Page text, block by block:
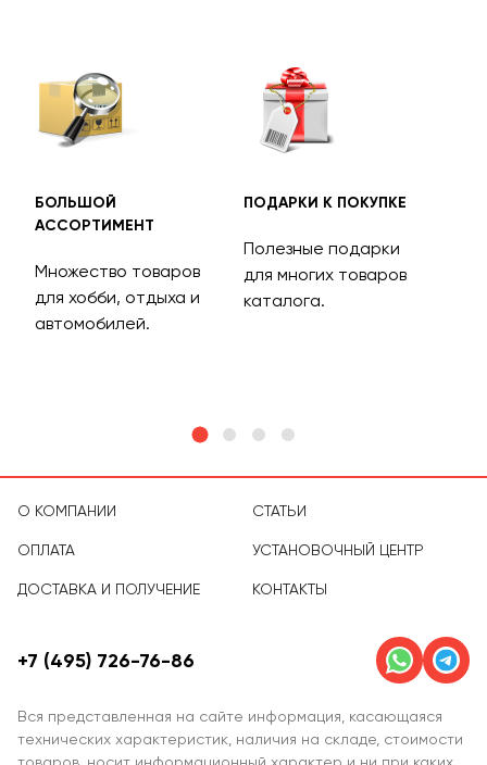
БОЛЬШОЙ
АССОРТИМЕНТ
Множество товаров
для хобби, отдыха и
автомобилей.
ПОДАРКИ К ПОКУПКЕ
Полезные подарки
для многих товаров
каталога.
О КОМПАНИИ
ОПЛАТА
ДОСТАВКА И ПОЛУЧЕНИЕ
СТАТЬИ
УСТАНОВОЧНЫЙ ЦЕНТР
КОНТАКТЫ
Вся представленная на сайте информация, касающаяся
технических характеристик, наличия на складе, стоимости
+7 (495) 726-76-86